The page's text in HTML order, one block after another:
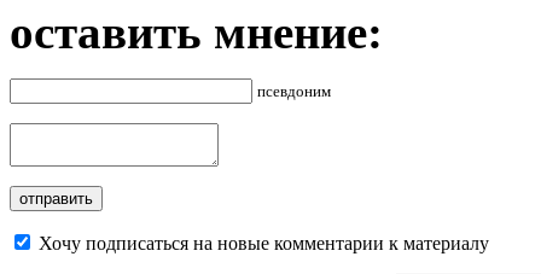
оставить мнение:
псевдоним
Хочу подписаться на новые комментарии к материалу